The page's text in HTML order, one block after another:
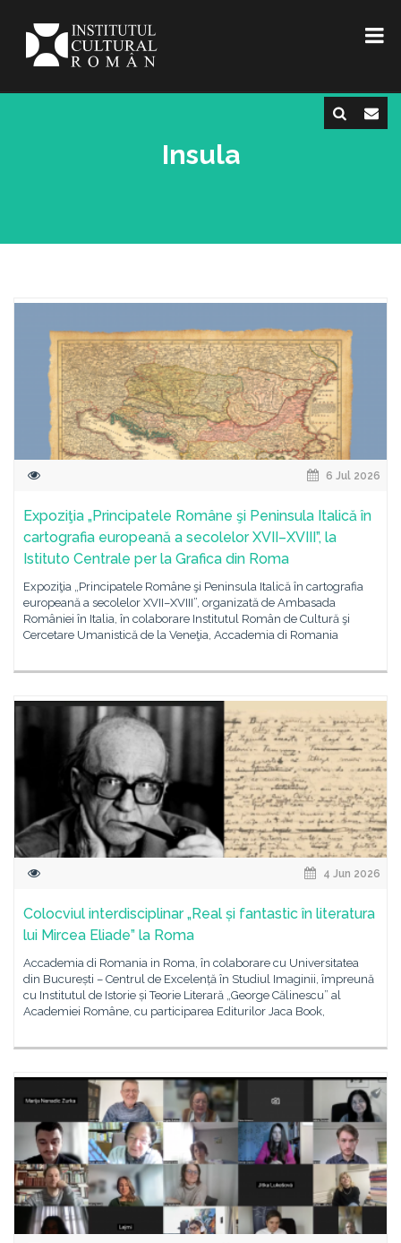
Insula
6 Jul 2026
Expoziţia „Principatele Române şi Peninsula Italică în
cartografia europeană a secolelor XVII–XVIII”, la
Istituto Centrale per la Grafica din Roma
Expoziţia „Principatele Române şi Peninsula Italică în cartografia
europeană a secolelor XVII–XVIII”, organizată de Ambasada
României în Italia, în colaborare Institutul Român de Cultură şi
Cercetare Umanistică de la Veneţia, Accademia di Romania
4 Jun 2026
Colocviul interdisciplinar „Real și fantastic în literatura
lui Mircea Eliade” la Roma
Accademia di Romania in Roma, în colaborare cu Universitatea
din București – Centrul de Excelență în Studiul Imaginii, împreună
cu Institutul de Istorie și Teorie Literară „George Călinescu” al
Academiei Române, cu participarea Editurilor Jaca Book,